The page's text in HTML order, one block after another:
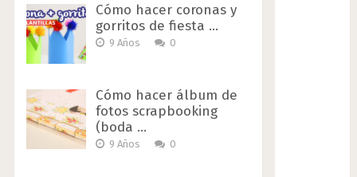
Cómo hacer coronas y
gorritos de fiesta …
9 Años 0
Cómo hacer álbum de
fotos scrapbooking
(boda …
9 Años 0